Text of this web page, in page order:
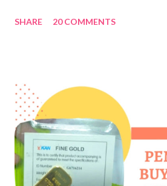
sangat interest sekali searching
visa apa yang mau kamu ambil dan
sini JENIS-JENIS VISA CHINA &
tujuannya untuk traveling biasa, jadi
family visit visa (L-Visa) Isi formulir
kamu bisa download VISA
langsung APPLY ONLINE . Kalau saya
SHARE 20 COMMENTS